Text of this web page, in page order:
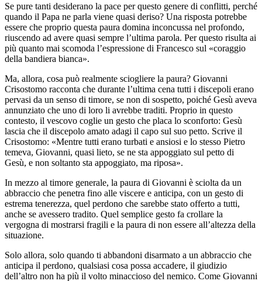
Se pure tanti desiderano la pace per questo genere di conflitti, perché
quando il Papa ne parla viene quasi deriso? Una risposta potrebbe
essere che proprio questa paura domina inconcussa nel profondo,
riuscendo ad avere quasi sempre l’ultima parola. Per questo risulta ai
più quanto mai scomoda l’espressione di Francesco sul «coraggio
della bandiera bianca».
Ma, allora, cosa può realmente sciogliere la paura? Giovanni
Crisostomo racconta che durante l’ultima cena tutti i discepoli erano
pervasi da un senso di timore, se non di sospetto, poiché Gesù aveva
annunziato che uno di loro li avrebbe traditi. Proprio in questo
contesto, il vescovo coglie un gesto che placa lo sconforto: Gesù
lascia che il discepolo amato adagi il capo sul suo petto. Scrive il
Crisostomo: «Mentre tutti erano turbati e ansiosi e lo stesso Pietro
temeva, Giovanni, quasi lieto, se ne sta appoggiato sul petto di
Gesù, e non soltanto sta appoggiato, ma riposa».
In mezzo al timore generale, la paura di Giovanni è sciolta da un
abbraccio che penetra fino alle viscere e anticipa, con un gesto di
estrema tenerezza, quel perdono che sarebbe stato offerto a tutti,
anche se avessero tradito. Quel semplice gesto fa crollare la
vergogna di mostrarsi fragili e la paura di non essere all’altezza della
situazione.
Solo allora, solo quando ti abbandoni disarmato a un abbraccio che
anticipa il perdono, qualsiasi cosa possa accadere, il giudizio
dell’altro non ha più il volto minaccioso del nemico. Come Giovanni